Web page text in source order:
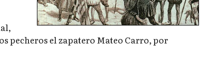
pecheros el zapatero Mateo Carro, por